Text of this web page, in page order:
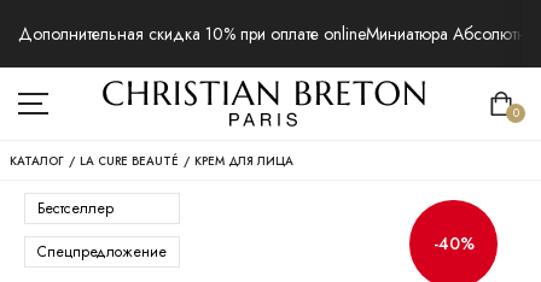
Дополнительная скидка 10% при оплате onlineМиниатюра
0
КАТАЛОГ / LA CURE BEAUTÉ / КРЕМ ДЛЯ ЛИЦА
Бестселлер
Спецпредложение
-40%